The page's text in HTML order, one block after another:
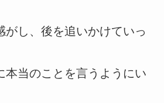
がし、後を追いかけていっ
本当のことを言うようにい